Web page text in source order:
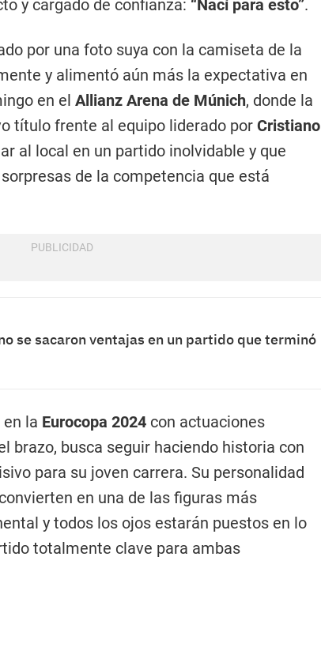
y cargado de confianza: “Nací para esto”.
por una foto suya con la camiseta de la
y alimentó aún más la expectativa en
en el Allianz Arena de Múnich, donde la
título frente al equipo liderado por Cristiano
al local en un partido inolvidable y que
de la competencia que está
se sacaron ventajas en un partido que terminó
en la Eurocopa 2024 con actuaciones
brazo, busca seguir haciendo historia con
para su joven carrera. Su personalidad
en una de las figuras más
y todos los ojos estarán puestos en lo
totalmente clave para ambas